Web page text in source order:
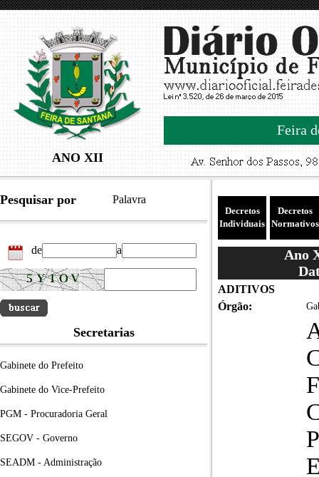
ANO XII
Feira
Pesquisar por Palavra
de a
Secretarias
Gabinete do Prefeito
Gabinete do Vice-Prefeito
PGM - Procuradoria Geral
SEGOV - Governo
SEADM - Administração
Decretos
Individuais
Decretos
Normativos
Ano
ADITIVOS
Órgão: